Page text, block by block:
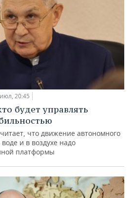
20:45
будет управлять
что движение автономного
и в воздухе надо
платформы